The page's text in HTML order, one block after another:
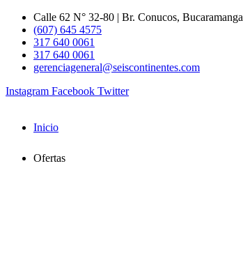
contenido
Calle 62 N° 32-80 | Br. Conucos, Bucaramanga
(607) 645 4575
317 640 0061
317 640 0061
gerenciageneral@seiscontinentes.com
Instagram Facebook Twitter
Inicio
Ofertas